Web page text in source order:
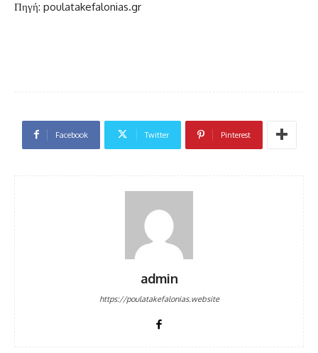
Πηγή: poulatakefalonias.gr
Facebook Twitter Pinterest
admin
https://poulatakefalonias.website